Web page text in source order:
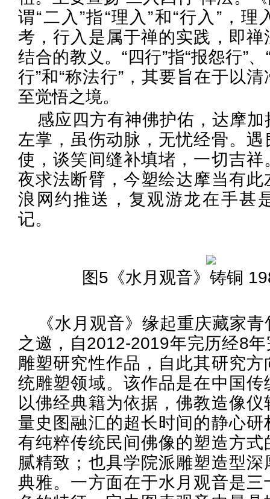
谓“二入”指“理入”和“行入”，
考，行入是属于禅的实践，即
结合的教义。“四行”指“报怨行”
行”和“称法行”，其要旨在于以
至觉悟之境。
感应四方有神佛护佑，达摩
左掌，虽伤动脉，无忧经骨。
使，谈笑间缝补填堵，一切吉
夜求法断臂，今塑绘达摩当有
浪网约推送，复观游龙在手甚
记。
图5《水月观音》铸铜
《水月观音》缘起重庆藏家
之邀，自2012-2019年完历经8
雕塑研究性作品，自此其研究
统雕塑领域。该作品是在中国
以佛经典籍为依据，佛教造像
量史图融汇的超长时间的静心
有纯粹传统民间佛像的塑造方
腻精致；也具学院派雕塑造型
典雅。一方面在于水月观音是